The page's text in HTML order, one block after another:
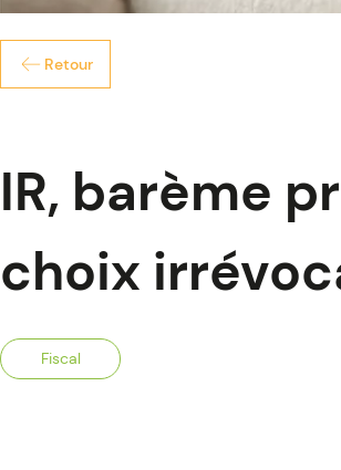
Retour
IR, barème
choix
Fiscal